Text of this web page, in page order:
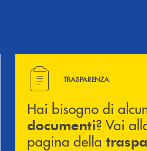
Hai bisogno di alcuni
TRASPARENZA
Hai bisogno di
documenti? Vai
pagina della